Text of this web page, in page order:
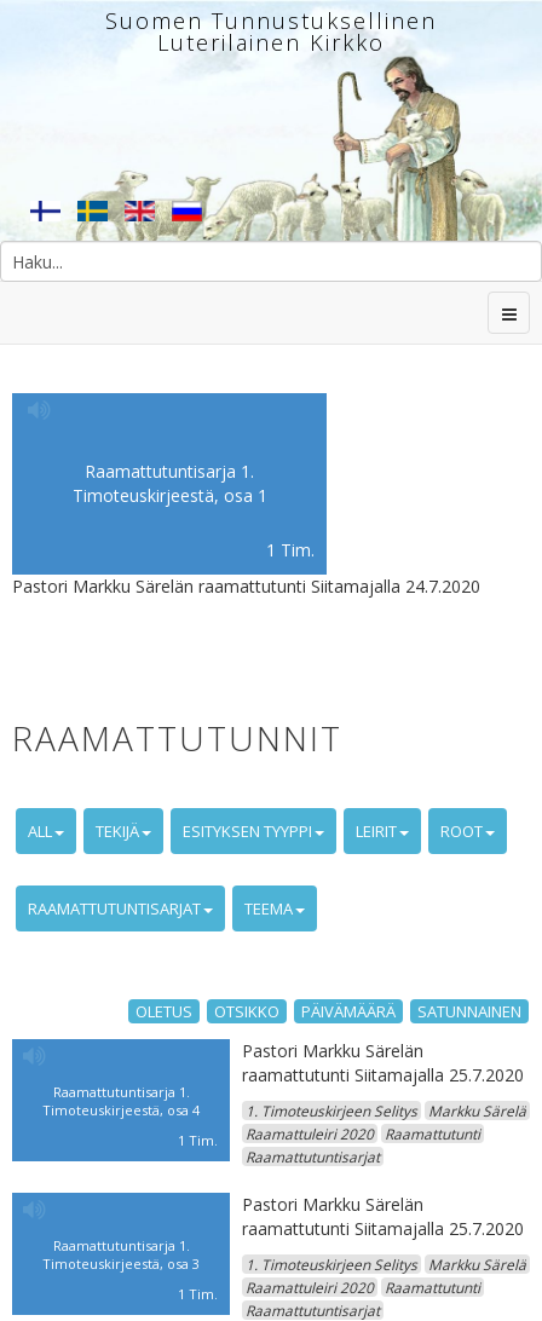
Suomen Tunnustuksellinen
Luterilainen Kirkko
Raamattutuntisarja 1.
Timoteuskirjeestä, osa 1
1 Tim.
Pastori Markku Särelän raamattutunti Siitamajalla 24.7.2020
RAAMATTUTUNNIT
ALL TEKIJÄ ESITYKSEN TYYPPI LEIRIT ROOT
RAAMATTUTUNTISARJAT TEEMA
OLETUS OTSIKKO PÄIVÄMÄÄRÄ SATUNNAINEN
Raamattutuntisarja 1.
Timoteuskirjeestä, osa 4
1 Tim.
Pastori Markku Särelän
raamattutunti Siitamajalla 25.7.2020
1. Timoteuskirjeen Selitys
Markku Särelä
Raamattuleiri 2020
Raamattutunti
Raamattutuntisarjat
Raamattutuntisarja 1.
Timoteuskirjeestä, osa 3
1 Tim.
Pastori Markku Särelän
raamattutunti Siitamajalla 25.7.2020
1. Timoteuskirjeen Selitys
Markku Särelä
Raamattuleiri 2020
Raamattutunti
Raamattutuntisarjat